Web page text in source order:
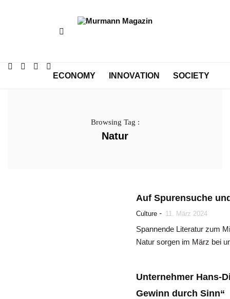
ECONOMY INNOVATION SOCIETY
Browsing Tag :
Natur
Auf Spurensuche
Culture - 11. März 2024
Spannende Literatur zum
Natur sorgen im März bei
Unternehmer Hans-
Gewinn durch Sinn“